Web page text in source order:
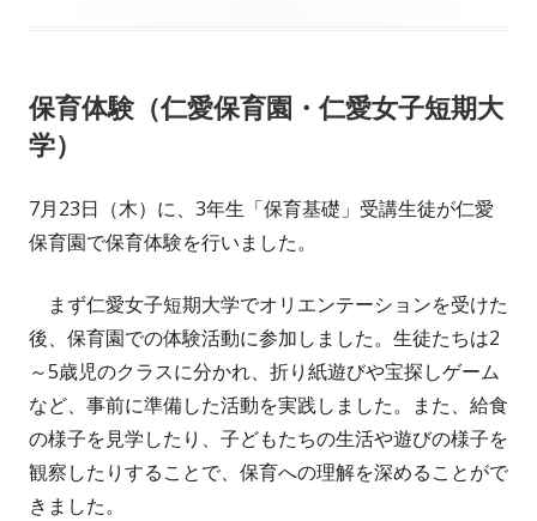
リ
保育体験（仁愛保育園・仁愛女子短期大
学）
7月23日（木） に、 3年生「保育基礎」受講生徒が仁愛
保育園で保育体験を行いました。
まず仁愛女子短期大学でオリエンテーションを受けた
後、保育園での体験活動に参加しました。生徒たちは2
～5歳児のクラスに分かれ、折り紙遊びや宝探しゲーム
など、事前に準備した活動を実践しました。また、給食
の様子を見学したり、子どもたちの生活や遊びの様子を
観察したりすることで、保育への理解を深めることがで
きました。